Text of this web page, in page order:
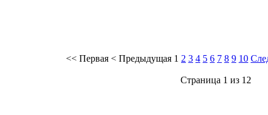
<< Первая < Предыдущая 1 2 3 4 5 6 7 8 9 10
Страница 1 из 12